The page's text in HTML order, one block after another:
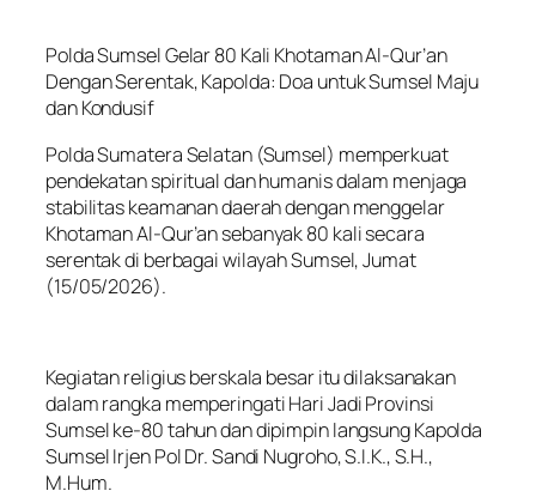
Polda Sumsel Gelar 80 Kali Khotaman Al-Qur’an
Dengan Serentak, Kapolda: Doa untuk Sumsel Maju
dan Kondusif
Polda Sumatera Selatan (Sumsel) memperkuat
pendekatan spiritual dan humanis dalam menjaga
stabilitas keamanan daerah dengan menggelar
Khotaman Al-Qur’an sebanyak 80 kali secara
serentak di berbagai wilayah Sumsel, Jumat
(15/05/2026).
Kegiatan religius berskala besar itu dilaksanakan
dalam rangka memperingati Hari Jadi Provinsi
Sumsel ke-80 tahun dan dipimpin langsung Kapolda
Sumsel Irjen Pol Dr. Sandi Nugroho, S.I.K., S.H.,
M.Hum.